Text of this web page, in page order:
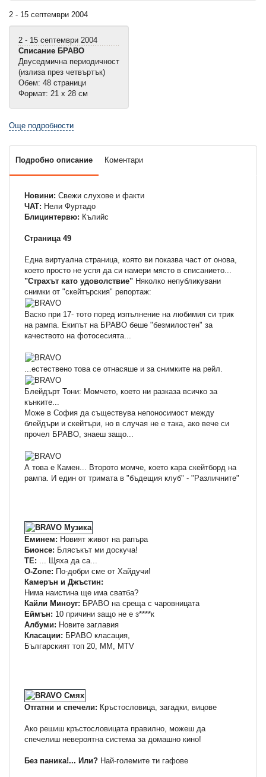
2 - 15 септември 2004
2 - 15 септември 2004
Списание БРАВО
Двуседмична периодичност
(излиза през четвъртък)
Обем: 48 страници
Формат: 21 х 28 см
Още подробности
Подробно описание Коментари
Новини: Свежи слухове и факти
ЧАТ: Нели Фуртадо
Блицинтервю: Кълийс
Страница 49
Една виртуална страница, която ви показва част от онова,
което просто не успя да си намери място в списанието...
"Страхът като удоволствие" Няколко непубликувани
снимки от "скейтърския" репортаж:
Васко при 17- тото поред изпълнение на любимия си трик
на рампа. Екипът на БРАВО беше "безмилостен" за
качеството на фотосесията...
...естествено това се отнасяше и за снимките на рейл.
Блейдърт Тони: Момчето, което ни разказа всичко за
кънките...
Може в София да съществува непоносимост между
блейдъри и скейтъри, но в случая не е така, ако вече си
прочел БРАВО, знаеш защо...
А това е Камен... Второто момче, което кара скейтборд на
рампа. И един от тримата в "бъдещия клуб" - "Различните"
Еминем: Новият живот на рапъра
Бионсе: Блясъкът ми доскуча!
ТЕ: ... Щяха да са...
О-Zone: По-добри сме от Хайдучи!
Камерън и Джъстин:
Нима наистина ще има сватба?
Кайли Миноуг: БРАВО на среща с чаровницата
Еймън: 10 причини защо не е з****к
Албуми: Новите заглавия
Класации: БРАВО класация,
Българският топ 20, ММ, МTV
Отгатни и спечели: Кръстословица, загадки, вицове
Ако решиш кръстословицата правилно, можеш да
спечелиш невероятна система за домашно кино!
Без паника!... Или? Най-големите ти гафове